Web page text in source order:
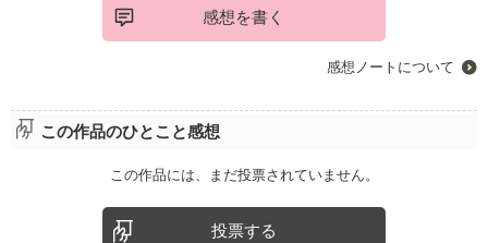
感想を書く
感想ノートについて
この作品のひとこと感想
この作品には、まだ投票されていません。
投票する